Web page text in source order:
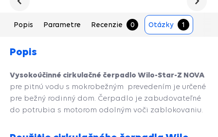
Popis Parametre Recenzie 0 Otázky 1
Popis
Vysokoúčinné cirkulačné čerpadlo Wilo-Star-Z NOVA
pre pitnú vodu s mokrobežným prevedením je určené
pre bežný rodinný dom. Čerpadlo je zabudovateľné
do potrubia s motorom odolným voči zablokovaniu.